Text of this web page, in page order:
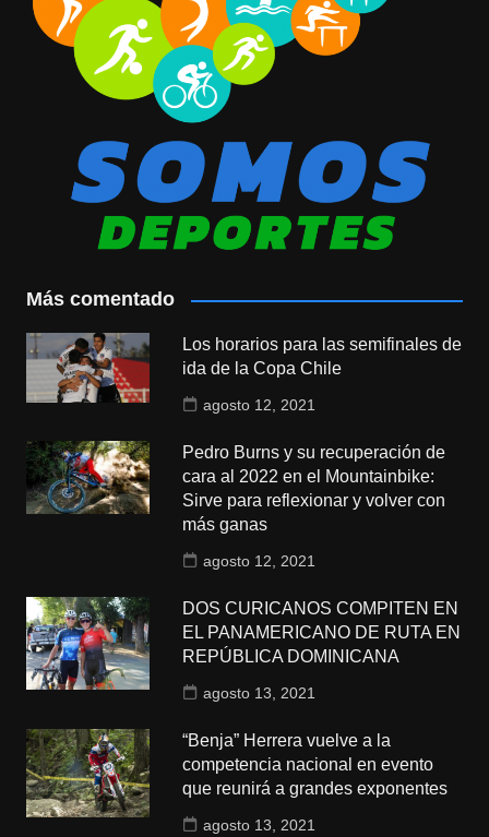
Más comentado
Los horarios para las semifinales de
ida de la Copa Chile
agosto 12, 2021
Pedro Burns y su recuperación de
cara al 2022 en el Mountainbike:
Sirve para reflexionar y volver con
más ganas
agosto 12, 2021
DOS CURICANOS COMPITEN EN
EL PANAMERICANO DE RUTA EN
REPÚBLICA DOMINICANA
agosto 13, 2021
“Benja” Herrera vuelve a la
competencia nacional en evento
que reunirá a grandes exponentes
agosto 13, 2021